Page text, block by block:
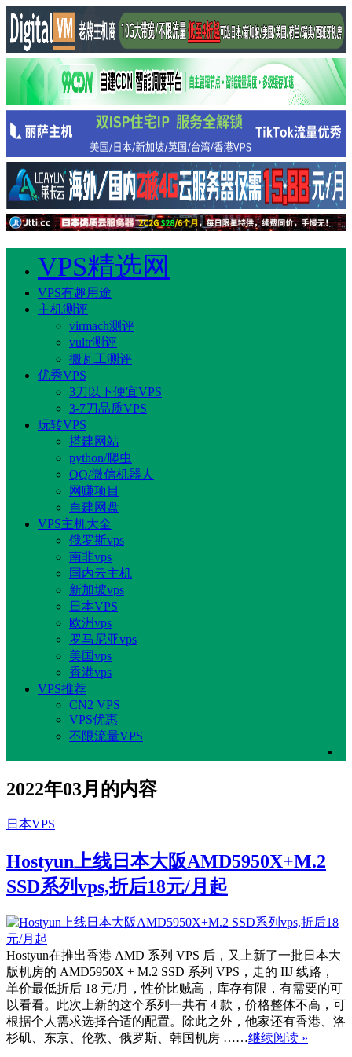
VPS精选网
VPS有趣用途
主机测评
virmach测评
vultr测评
搬瓦工测评
优秀VPS
3刀以下便宜VPS
3-7刀品质VPS
玩转VPS
搭建网站
python/爬虫
QQ/微信机器人
网赚项目
自建网盘
VPS主机大全
俄罗斯vps
南非vps
国内云主机
新加坡vps
日本VPS
欧洲vps
罗马尼亚vps
美国vps
香港vps
VPS推荐
CN2 VPS
VPS优惠
不限流量VPS
2022年03月的内容
日本VPS
Hostyun上线日本大阪AMD5950X+M.2
SSD系列vps,折后18元/月起
Hostyun在推出香港 AMD 系列 VPS 后，又上新了一批日本大
版机房的 AMD5950X + M.2 SSD 系列 VPS，走的 IIJ 线路，
单价最低折后 18 元/月，性价比贼高，库存有限，有需要的可
以看看。此次上新的这个系列一共有 4 款，价格整体不高，可
根据个人需求选择合适的配置。除此之外，他家还有香港、洛
杉矶、东京、伦敦、俄罗斯、韩国机房 ……继续阅读 »